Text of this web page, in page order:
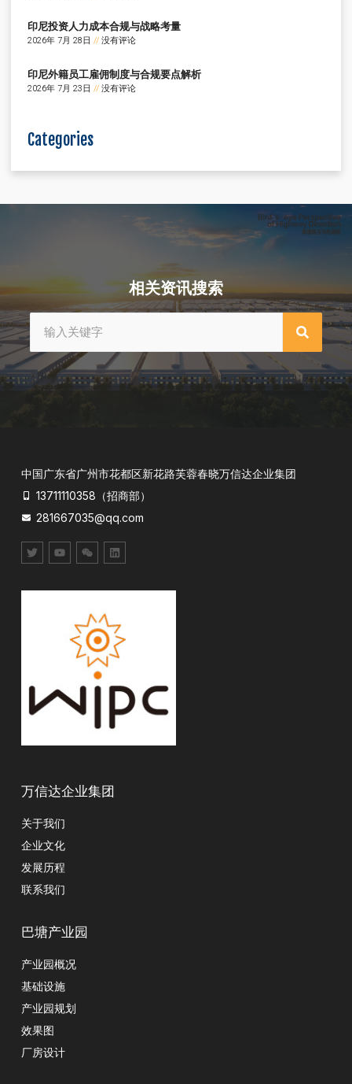
印尼投资人力成本合规与战略考量
2026年 7月 28日 没有评论
印尼外籍员工雇佣制度与合规要点解析
2026年 7月 23日 没有评论
Categories
相关资讯搜索
中国广东省广州市花都区新花路芙蓉春晓万信达企业集团
13711110358（招商部）
281667035@qq.com
万信达企业集团
关于我们
企业文化
发展历程
联系我们
巴塘产业园
产业园概况
基础设施
产业园规划
效果图
厂房设计